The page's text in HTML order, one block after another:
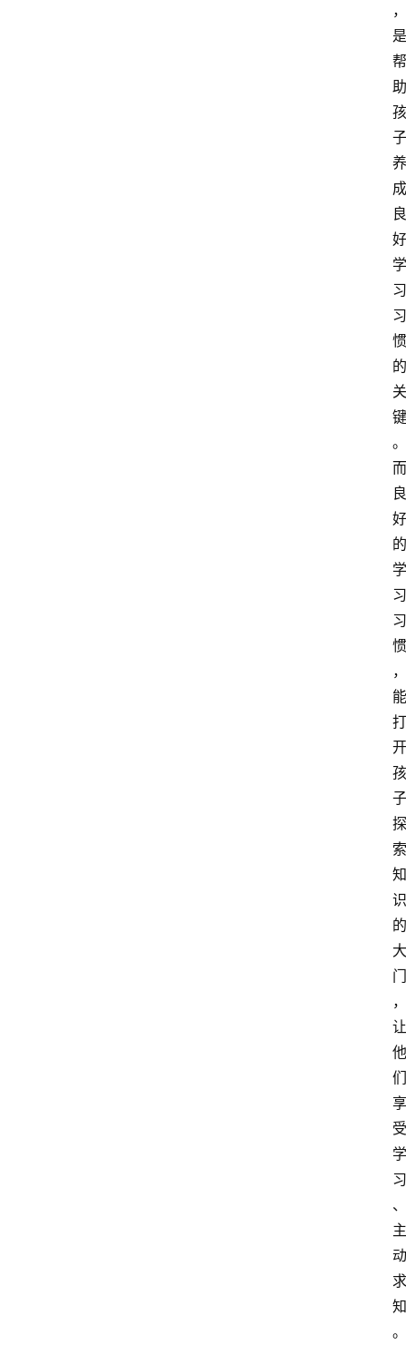
，
是
帮
助
孩
子
养
成
良
好
学
习
习
惯
的
关
键
。
而
良
好
的
学
习
习
惯
，
能
打
开
孩
子
探
索
知
识
的
大
门
，
让
他
们
享
受
学
习
、
主
动
求
知
。